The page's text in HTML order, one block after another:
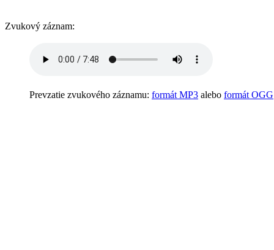
Zvukový záznam:
Prevzatie zvukového záznamu: formát MP3 alebo formát OGG